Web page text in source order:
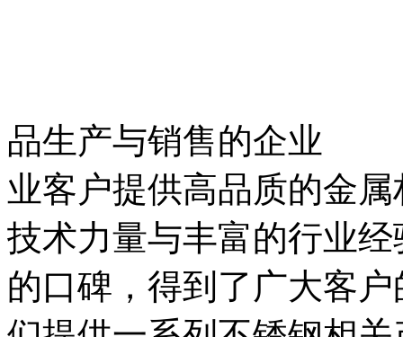
品生产与销售的企业
业客户提供高品质的金
技术力量与丰富的行业
的口碑，得到了广大客